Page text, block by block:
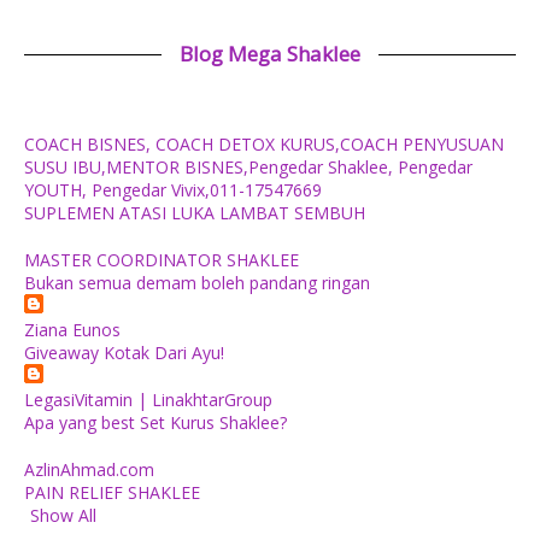
Blog Mega Shaklee
COACH BISNES, COACH DETOX KURUS,COACH PENYUSUAN
SUSU IBU,MENTOR BISNES,Pengedar Shaklee, Pengedar
YOUTH, Pengedar Vivix,011-17547669
SUPLEMEN ATASI LUKA LAMBAT SEMBUH
MASTER COORDINATOR SHAKLEE
Bukan semua demam boleh pandang ringan
Ziana Eunos
Giveaway Kotak Dari Ayu!
LegasiVitamin | LinakhtarGroup
Apa yang best Set Kurus Shaklee?
AzlinAhmad.com
PAIN RELIEF SHAKLEE
Show All